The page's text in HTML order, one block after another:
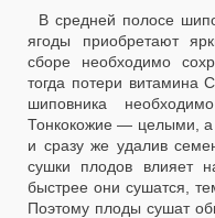
В средней полосе
ягоды приобретают
сборе необходимо
тогда потери
шиповника
Тонкокожие — целыми, а
и сразу же удалив
сушки плодов влияет
быстрее они сушатся,
Поэтому плоды сушат